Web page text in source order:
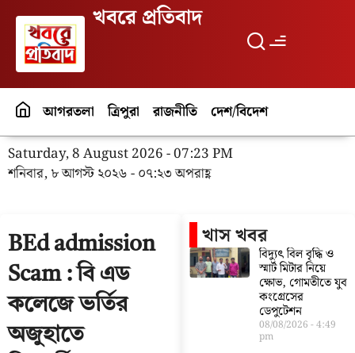
খবরে প্রতিবাদ
আগরতলা ত্রিপুরা রাজনীতি দেশ/বিদেশ
Saturday, 8 August 2026 - 07:23 PM
শনিবার, ৮ আগস্ট ২০২৬ - ০৭:২৩ অপরাহ্ণ
BEd admission
Scam : বি এড
কলেজে ভর্তির
অজুহাতে
খাস খবর
বিদ্যুৎ বিল বৃদ্ধি ও
স্মার্ট মিটার নিয়ে
ক্ষোভ, গোমতীতে যুব
কংগ্রেসের
ডেপুটেশন
08/08/2026 4:49
pm